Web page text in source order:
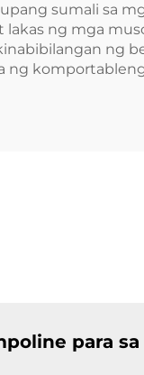
sumali sa
ng mga
ng
ng
para sa